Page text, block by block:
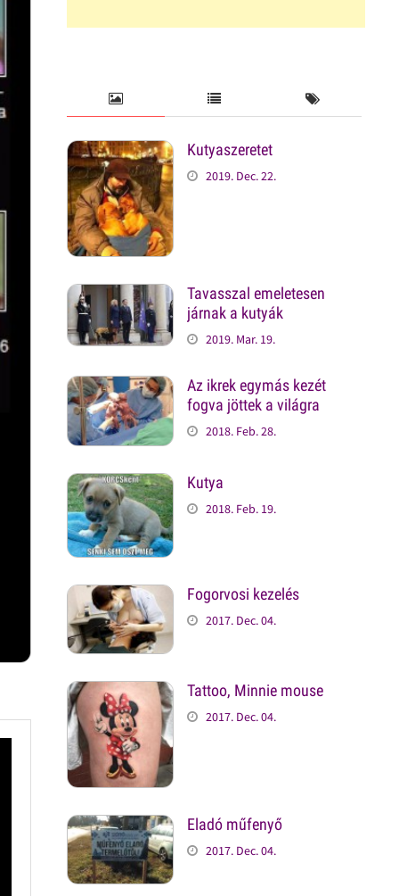
Kutyaszeretet
2019. Dec. 22.
Tavasszal emeletesen
járnak a kutyák
2019. Mar. 19.
Az ikrek egymás kezét
fogva jöttek a világra
2018. Feb. 28.
Kutya
2018. Feb. 19.
Fogorvosi kezelés
2017. Dec. 04.
Tattoo, Minnie mouse
2017. Dec. 04.
Eladó műfenyő
2017. Dec. 04.